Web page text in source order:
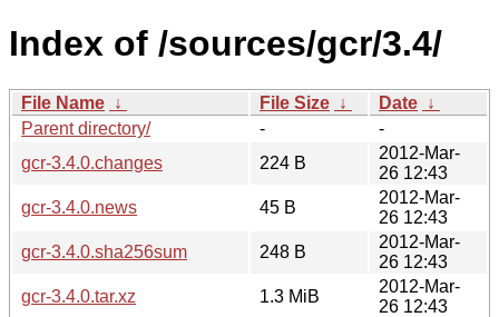
Index of /sources/gcr/3.4/
File Name ↓ File Size ↓ Date ↓
Parent directory/
-
-
gcr-3.4.0.changes
224 B
2012-Mar-
26 12:43
gcr-3.4.0.news
45 B
2012-Mar-
26 12:43
gcr-3.4.0.sha256sum
248 B
2012-Mar-
26 12:43
gcr-3.4.0.tar.xz
1.3 MiB
2012-Mar-
26 12:43